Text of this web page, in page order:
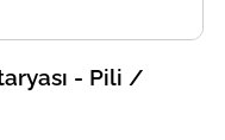
- Pili /